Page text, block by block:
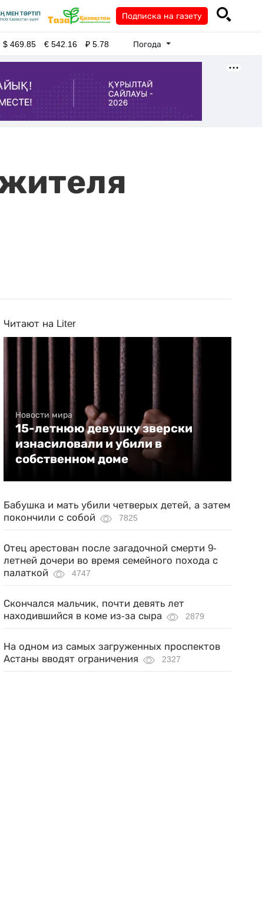
Подписка на газету
$469.85 €542.16 ₽5.78 Погода
Читают на Liter
Новости мира
15-летнюю девушку зверски
изнасиловали и убили в
собственном доме
Бабушка и мать убили четверых детей, а затем
покончили с собой
7825
Отец арестован после загадочной смерти 9-
летней дочери во время семейного похода с
палаткой
4747
Скончался мальчик, почти девять лет
находившийся в коме из-за сыра
2879
На одном из самых загруженных проспектов
Астаны вводят ограничения
2327